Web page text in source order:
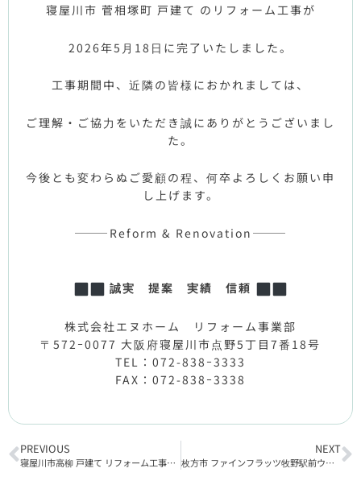
寝屋川市 菅相塚町 戸建て のリフォーム工事が
2026年5月18日に完了いたしました。
工事期間中、近隣の皆様におかれましては、
ご理解・ご協力をいただき誠にありがとうございまし
た。
今後とも変わらぬご愛顧の程、何卒よろしくお願い申
し上げます。
———Reform & Renovation———
誠実 提案 実績 信頼
株式会社エヌホーム リフォーム事業部
〒572ｰ0077 大阪府寝屋川市点野5丁目7番18号
TEL：072-838ｰ3333
FAX：072-838ｰ3338
PREVIOUS
寝屋川市高柳 戸建て リフォーム工事着工
NEXT
枚方市 ファインフラッツ牧野駅前ウエストプラザ リフォーム工事着工